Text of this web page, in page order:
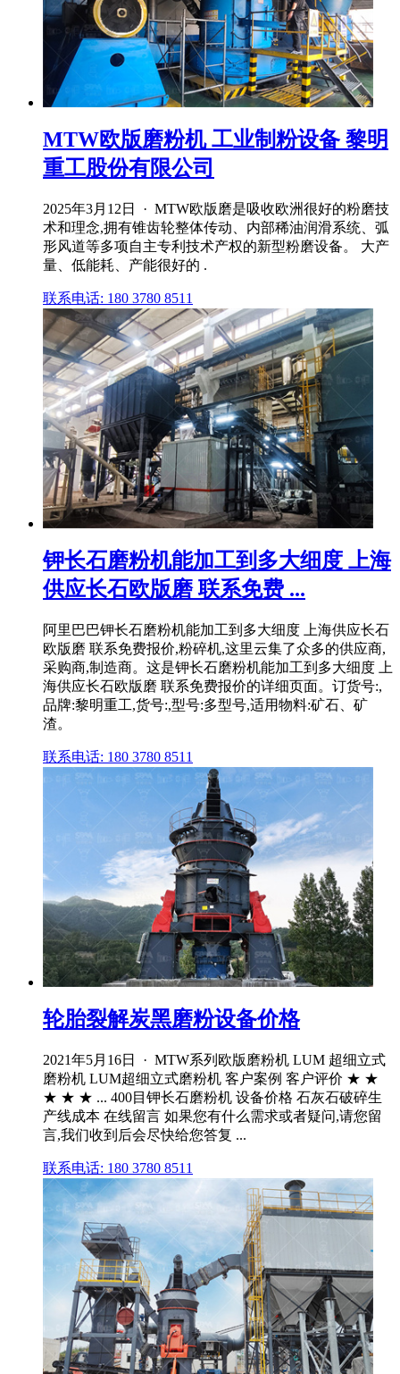
MTW欧版磨粉机 工业制粉设备 黎明
重工股份有限公司
2025年3月12日 · MTW欧版磨是吸收欧洲很好的粉磨技
术和理念,拥有锥齿轮整体传动、内部稀油润滑系统、弧
形风道等多项自主专利技术产权的新型粉磨设备。 大产
量、低能耗、产能很好的 .
联系电话: 180 3780 8511
钾长石磨粉机能加工到多大细度 上海
供应长石欧版磨 联系免费 ...
阿里巴巴钾长石磨粉机能加工到多大细度 上海供应长石
欧版磨 联系免费报价,粉碎机,这里云集了众多的供应商,
采购商,制造商。这是钾长石磨粉机能加工到多大细度 上
海供应长石欧版磨 联系免费报价的详细页面。订货号:,
品牌:黎明重工,货号:,型号:多型号,适用物料:矿石、矿
渣。
联系电话: 180 3780 8511
轮胎裂解炭黑磨粉设备价格
2021年5月16日 · MTW系列欧版磨粉机 LUM 超细立式
磨粉机 LUM超细立式磨粉机 客户案例 客户评价 ★ ★
★ ★ ★ ... 400目钾长石磨粉机 设备价格 石灰石破碎生
产线成本 在线留言 如果您有什么需求或者疑问,请您留
言,我们收到后会尽快给您答复 ...
联系电话: 180 3780 8511